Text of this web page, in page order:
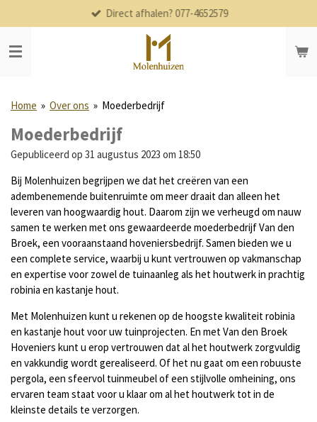
direct
naar
de
Direct afhalen? 077-4652579
Home » Over ons » Moederbedrijf
Moederbedrijf
Gepubliceerd op 31 augustus 2023 om 18:50
Bij Molenhuizen begrijpen we dat het creëren van een
adembenemende buitenruimte om meer draait dan alleen het
leveren van hoogwaardig hout. Daarom zijn we verheugd om nauw
samen te werken met ons gewaardeerde moederbedrijf Van den
Broek, een vooraanstaand hoveniersbedrijf. Samen bieden we u
een complete service, waarbij u kunt vertrouwen op vakmanschap
en expertise voor zowel de tuinaanleg als het houtwerk in prachtig
robinia en kastanje hout.
Met Molenhuizen kunt u rekenen op de hoogste kwaliteit robinia
en kastanje hout voor uw tuinprojecten. En met Van den Broek
Hoveniers kunt u erop vertrouwen dat al het houtwerk zorgvuldig
en vakkundig wordt gerealiseerd. Of het nu gaat om een robuuste
pergola, een sfeervol tuinmeubel of een stijlvolle omheining, ons
ervaren team staat voor u klaar om al het houtwerk tot in de
kleinste details te verzorgen.